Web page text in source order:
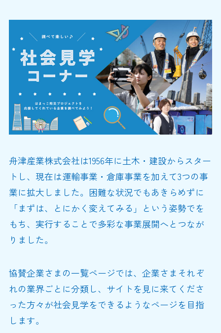
舟津産業株式会社は1956年に土木・建設からスター
トし、現在は運輸事業・倉庫事業を加えて3つの事
業に拡大しました。困難な状況でもあきらめずに
「まずは、とにかく変えてみる」という姿勢でを
もち、実行することで多彩な事業展開へとつなが
りました。
協賛企業さまの一覧ページでは、企業さまそれぞ
れの業界ごとに分類し、サイトを見に来てくださ
った方々が社会見学をできるようなページを目指
します。